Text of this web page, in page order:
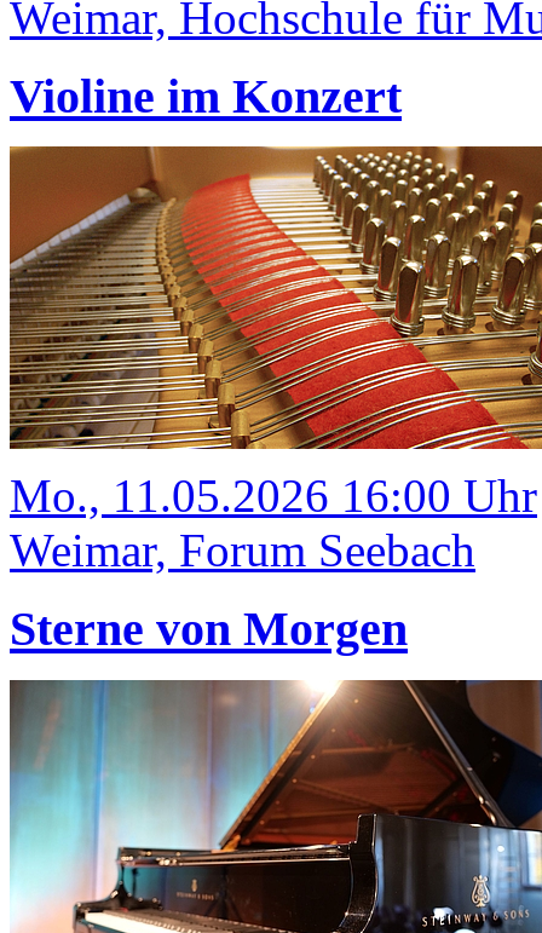
Weimar, Hochschule für
Violine im Konzert
Mo., 11.05.2026 16:00 Uhr
Weimar, Forum Seebach
Sterne von Morgen